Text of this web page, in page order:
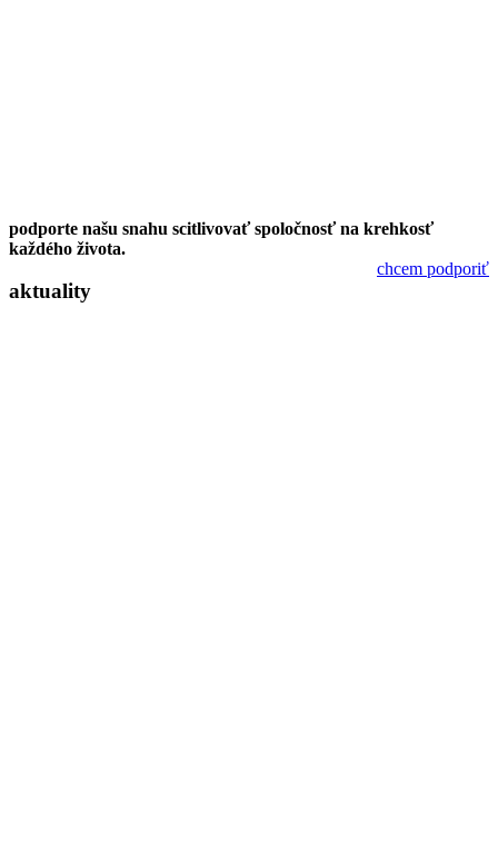
podporte našu snahu scitlivovať spoločnosť na krehkosť
každého života.
chcem podporiť
aktuality